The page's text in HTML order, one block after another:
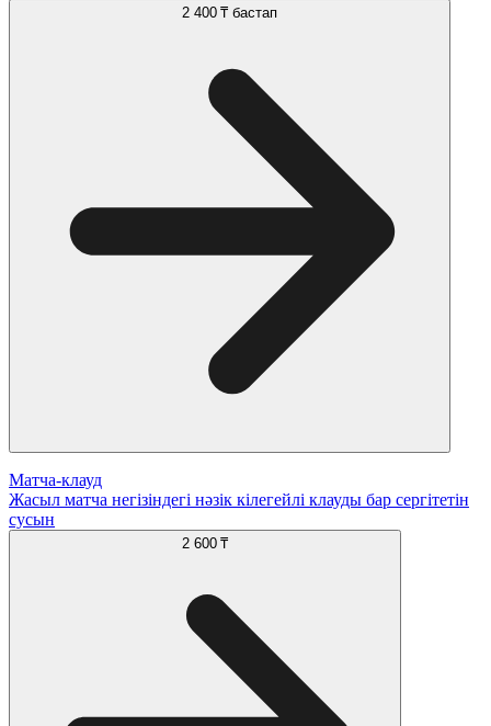
2 400 ₸ бастап
Матча-клауд
Жасыл матча негізіндегі нәзік кілегейлі клауды бар сергітетін
сусын
2 600 ₸